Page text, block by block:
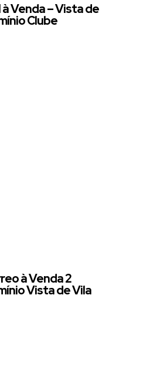
Venda – Vista de
Clube
à Venda 2
Vista de Vila